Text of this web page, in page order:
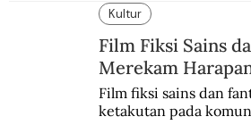
dengan berbagai cara
rasa keadilan.
Kultur
Film Fiksi Sains
Merekam
Film fiksi sains dan
ketakutan pada